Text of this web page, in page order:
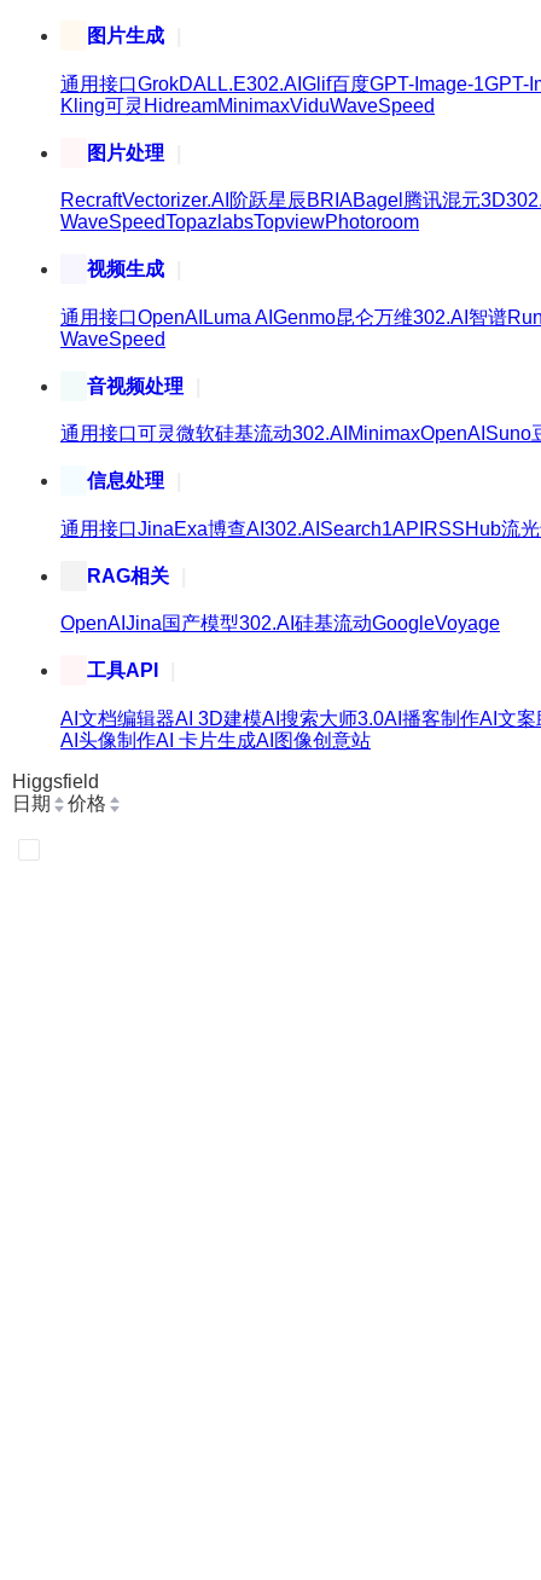
图片生成
通用接口GrokDALL.E302.AI Glif百度GPT-Image-1GPT-
Kling可灵 HidreamMinimaxViduWaveSpeed
图片处理
RecraftVectorizer.AI 阶跃星辰BRIABagel 腾讯混元3D
WaveSpeedTopazlabsTopviewPhotoroom
视频生成
通用接口OpenAI Luma AI Genmo昆仑万维302.AI 智谱
WaveSpeed
音视频处理
通用接口可灵微软硅基流动302.AI MinimaxOpenAI Suno
信息处理
通用接口JinaExa博查AI 302.AI Search1API RSSHub流
RAG相关
OpenAI Jina国产模型302.AI 硅基流动GoogleVoyage
工具API
AI文档编辑器AI 3D建模AI搜索大师3.0AI播客制作AI文案
AI头像制作AI 卡片生成AI图像创意站
Higgsfield
日期
价格